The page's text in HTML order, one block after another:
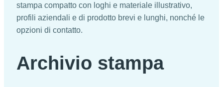
stampa compatto con loghi e materiale illustrativo,
profili aziendali e di prodotto brevi e lunghi, nonché le
opzioni di contatto.
Archivio stampa